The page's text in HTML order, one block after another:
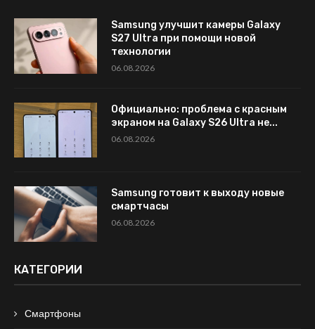
Samsung улучшит камеры Galaxy
S27 Ultra при помощи новой
технологии
06.08.2026
Официально: проблема с красным
экраном на Galaxy S26 Ultra не...
06.08.2026
Samsung готовит к выходу новые
смартчасы
06.08.2026
КАТЕГОРИИ
Смартфоны